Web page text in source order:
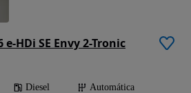
e-HDi SE Envy 2-Tronic
Diesel
Automática